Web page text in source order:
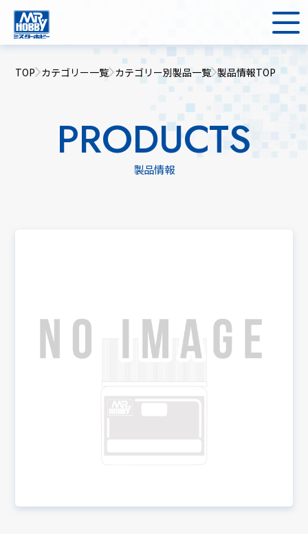
TOP カテゴリー一覧 カテゴリー別製品一覧 製品情報TOP
PRODUCTS
製品情報